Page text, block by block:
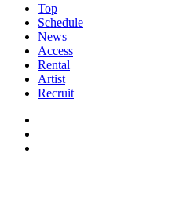
Top
Schedule
News
Access
Rental
Artist
Recruit